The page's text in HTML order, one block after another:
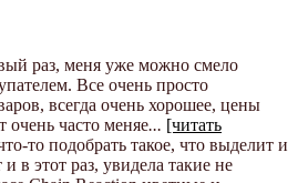
раз, меня уже можно смело
Все очень просто
всегда очень хорошее, цены
очень часто меняе... [читать
то подобрать такое, что выделит и
в этот раз, увидела такие не